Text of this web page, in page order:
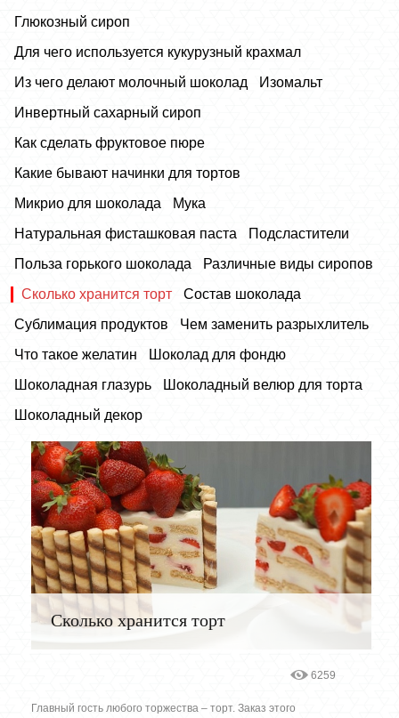
Глюкозный сироп
Для чего используется кукурузный крахмал
Из чего делают молочный шоколад
Изомальт
Инвертный сахарный сироп
Как сделать фруктовое пюре
Какие бывают начинки для тортов
Микрио для шоколада
Мука
Натуральная фисташковая паста
Подсластители
Польза горького шоколада
Различные виды сиропов
Сколько хранится торт
Состав шоколада
Сублимация продуктов
Чем заменить разрыхлитель
Что такое желатин
Шоколад для фондю
Шоколадная глазурь
Шоколадный велюр для торта
Шоколадный декор
Сколько хранится торт
6259
Главный гость любого торжества – торт. Заказ этого